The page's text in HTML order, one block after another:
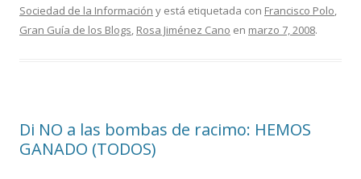
Sociedad de la Información y está etiquetada con Francisco Polo,
Gran Guía de los Blogs, Rosa Jiménez Cano en marzo 7, 2008.
Di NO a las bombas de racimo: HEMOS
GANADO (TODOS)